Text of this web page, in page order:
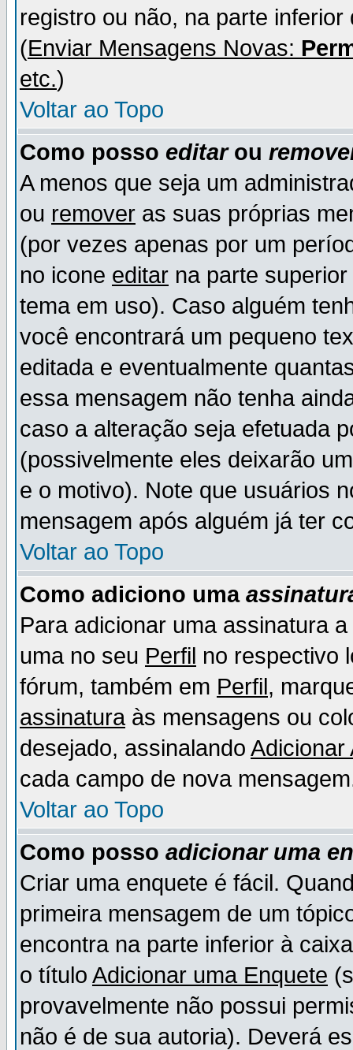
registro ou não, na parte
(Enviar Mensagens Novas:
etc.)
Voltar ao Topo
Como posso editarou
A menos que seja um
ou remover as suas próprias
(por vezes apenas por um
no icone editar na parte
tema em uso). Caso alguém
você encontrará um pequeno
editada e eventualmente
essa mensagem não tenha
caso a alteração seja efetuada
(possivelmente eles deixarão
e o motivo). Note que usuários
mensagem após alguém já ter
Voltar ao Topo
Como adiciono uma
Para adicionar uma assinatura
uma no seu Perfil no respectivo
fórum, também em Perfil,
assinaturaàs mensagens ou
desejado, assinalando Adicionar
cada campo de nova
Voltar ao Topo
Como posso adicionar uma
Criar uma enquete é fácil.
primeira mensagem de um
encontra na parte inferior à
o título Adicionar uma Enquete
provavelmente não possui
não é de sua autoria). Deverá